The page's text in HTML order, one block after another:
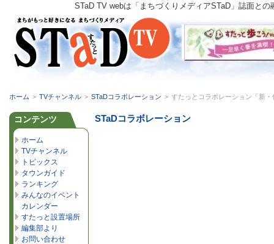
STaD TV webは「まちづくりメディアSTaD」誌面と
ホーム > TVチャンネル > STaDコラボレーション > すたっとコラボレーション「新
STaDコラボレーション
コンテンツ
ホーム
TVチャンネル
トピックス
タウンガイド
ランキング
みんなのイベント
カレンダー
すたっと設置場所
編集部より
お問い合わせ